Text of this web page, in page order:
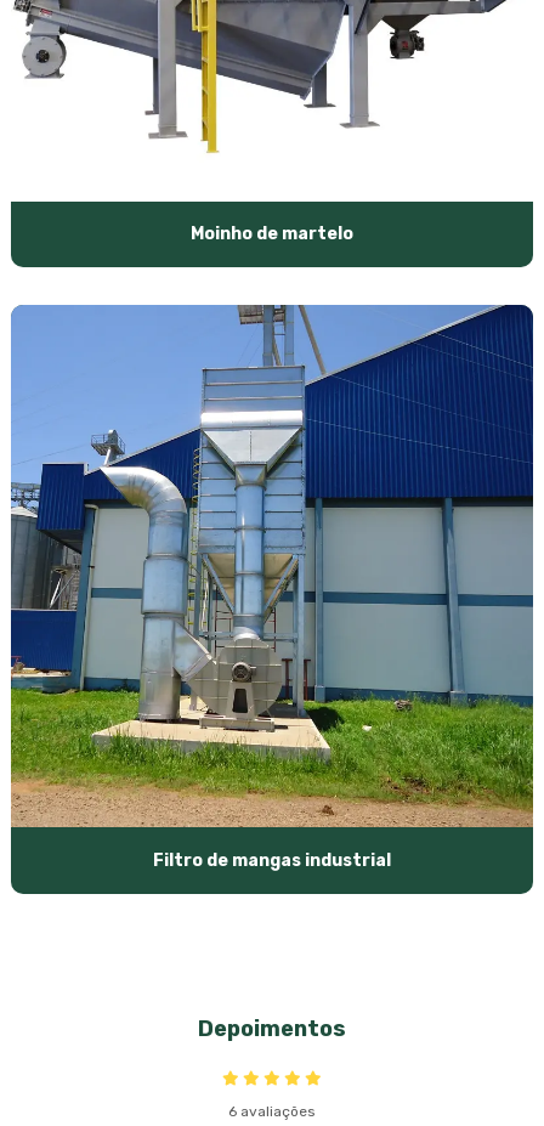
Moinho de martelo
Filtro de mangas industrial
Depoimentos
Avaliação média de 4,8 estrelas
6 avaliações